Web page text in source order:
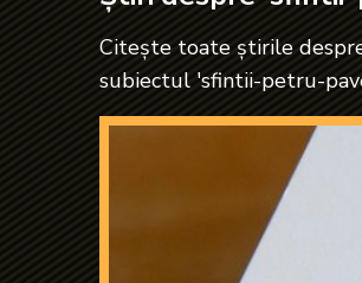
Citește toate știrile
subiectul 'sfintii-petru-